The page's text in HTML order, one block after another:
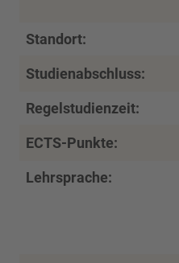
Standort:
Studienabschluss:
Regelstudienzeit:
ECTS-Punkte:
Lehrsprache: